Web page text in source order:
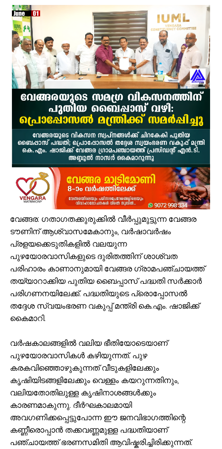
പ്രമുഖ സമസ്ത - കെഎംസിസി നേതാവ് പുള്ളാട്ട് അബ്ദുള്ള മൗലവി
ആയിരത്തോളം സഡാക്കോ കൊക്കുകൾ നിർമ്മിച്ച് കുറ്റൂർ
പാണക്കാട്ട് മണ്ണിടിച്ചിൽ; അനധികൃത പാറ പൊട്ടിക്കലാണ്
വേങ്ങര മണ്ഡലം പ്രവാസി ലീഗ് അംഗത്വ പ്രചാരണത്തിന്
കരിപ്പൂർ വിമാന ദുരന്തത്തിന് ഇന്ന് 6 വയസ്സ്; വലിയ വിമാനങ്ങളുടെ
ജോലിസ്ഥലത്ത് വെള്ളപ്പൊക്കം; അസമിൽ മരിച്ച തിരൂരങ്ങാടി
പായലും ചെളിയും മൂടി റോഡുകൾ; പ്രളയാനന്തര ജാഗ്രതയിൽ
ക്ഷേമ പെൻഷൻ ഇനി വീടുകളിലെത്തില്ല; സഹകരണ സംഘങ്ങളെ
പാണക്കാട് എടയപ്പാലം മണ്ണിടിച്ചിൽ രക്ഷാപ്രവർത്തനം: മികച്ച
സഹജീവനം ഡിസബിലിറ്റി സെൻസസ്: വേങ്ങരയിൽ എൻ.എസ്.എസ്
വേങ്ങര: ഗതാഗതക്കുരുക്കിൽ വീർപ്പുമുട്ടുന്ന വേങ്ങര
ടൗണിന് ആശ്വാസമേകാനും, വർഷാവർഷം
പ്രളയക്കെടുതികളിൽ വലയുന്ന
പുഴയോരവാസികളുടെ ദുരിതത്തിന് ശാശ്വത
പരിഹാരം കാണാനുമായി വേങ്ങര ഗ്രാമപഞ്ചായത്ത്
തയ്യാറാക്കിയ പുതിയ ബൈപ്പാസ് പദ്ധതി സർക്കാർ
പരിഗണനയിലേക്ക്. പദ്ധതിയുടെ പ്രൊപ്പോസൽ
തദ്ദേശ സ്വയംഭരണ വകുപ്പ് മന്ത്രി കെ.എം. ഷാജിക്ക്
കൈമാറി.
വർഷകാലങ്ങളിൽ വലിയ ഭീതിയോടെയാണ്
പുഴയോരവാസികൾ കഴിയുന്നത്. പുഴ
കരകവിഞ്ഞൊഴുകുന്നത് വീടുകളിലേക്കും
കൃഷിയിടങ്ങളിലേക്കും വെള്ളം കയറുന്നതിനും,
വലിയതോതിലുള്ള കൃഷിനാശങ്ങൾക്കും
കാരണമാകുന്നു. ദീർഘകാലമായി
അവഗണിക്കപ്പെട്ടുപോന്ന ഈ ജനവിഭാഗത്തിന്റെ
കണ്ണീരൊപ്പാൻ തക്കവണ്ണമുള്ള പദ്ധതിയാണ്
പഞ്ചായത്ത് ഭരണസമിതി ആവിഷ്കരിച്ചിരിക്കുന്നത്.